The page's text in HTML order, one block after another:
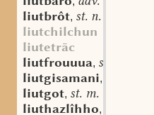
liutbrôt, st. n.
liutchilchun
liutetrāc
liutfrouuua, sw. f.
liutgisamani,
liutgot, st. m.
liuthazlîhho,